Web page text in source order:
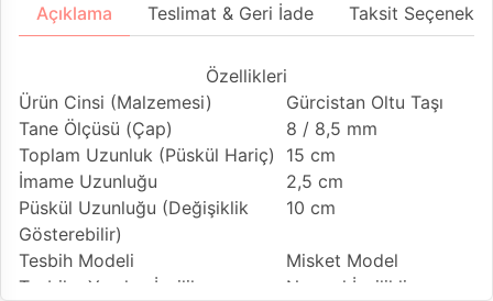
Açıklama Teslimat & Geri İade Taksit
Özellikleri
Ürün Cinsi (Malzemesi)
Gürcistan Oltu Taşı
Tane Ölçüsü (Çap)
8 / 8,5 mm
Toplam Uzunluk (Püskül Hariç)
15 cm
İmame Uzunluğu
2,5 cm
Püskül Uzunluğu (Değişiklik
Gösterebilir)
10 cm
Tesbih Modeli
Misket Model
Tesbihe Yapılan İşçilik
Normal İşçilikli